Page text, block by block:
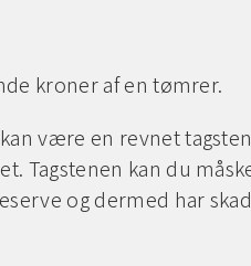
kroner af en tømrer.
være en revnet
Tagstenen kan du
og dermed har